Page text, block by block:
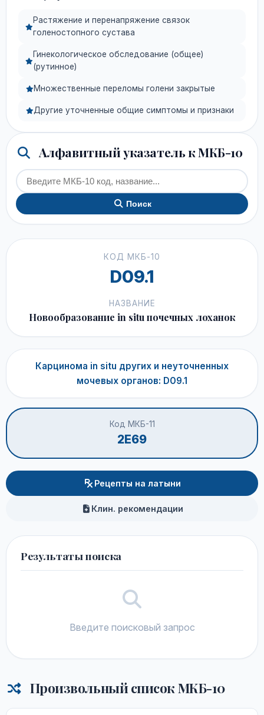
Растяжение и перенапряжение связок
голеностопного сустава
Гинекологическое обследование (общее)
(рутинное)
Множественные переломы голени закрытые
Другие уточненные общие симптомы и признаки
Алфавитный указатель к МКБ-10
Поиск
КОД МКБ-10
D09.1
НАЗВАНИЕ
Новообразование in situ почечных лоханок
Карцинома in situ других и неуточненных
мочевых органов: D09.1
Код МКБ-11
2E69
Рецепты на латыни
Клин. рекомендации
Результаты поиска
Введите поисковый запрос
Произвольный список МКБ-10